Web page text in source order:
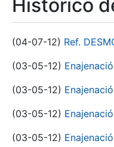
Histórico
(04-07-12) Ref.
(03-05-12)
(03-05-12)
(03-05-12)
(03-05-12)